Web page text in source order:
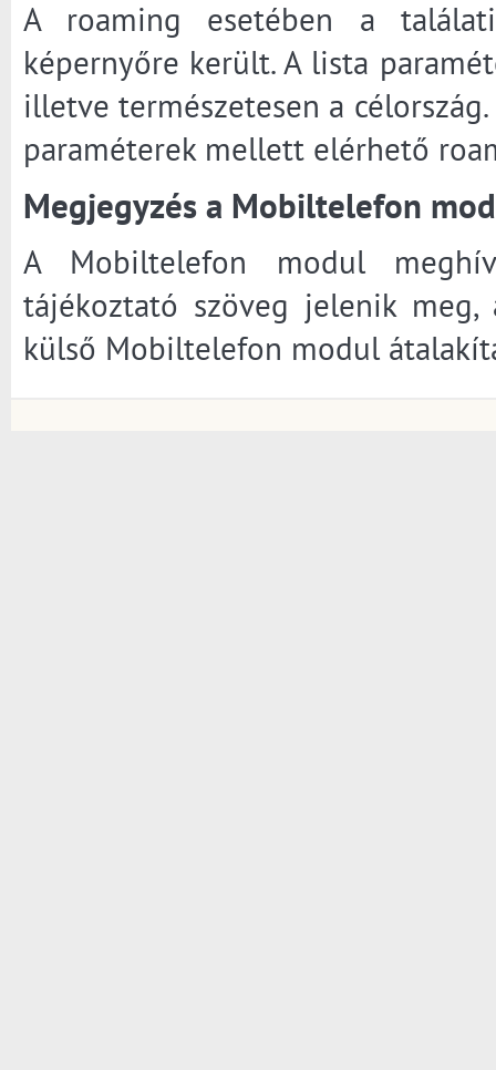
A roaming esetében a
képernyőre került. A lista
illetve természetesen a
paraméterek mellett elérhető
Megjegyzés a Mobiltelefon
A Mobiltelefon modul
tájékoztató szöveg jelenik
külső Mobiltelefon modul